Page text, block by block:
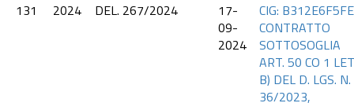
131
2024 DEL. 267/2024
17-
09-
2024
CIG:
CONTRATTO
SOTTOSOGLIA
ART. 50 CO 1
B) DEL D. LGS. N.
36/2023,